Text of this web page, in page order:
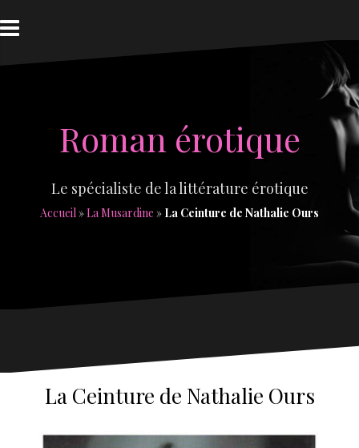
au
contenu
Roman érotique
Le spécialiste de la littérature érotique
Accueil »La Musardine » La Ceinture de Nathalie Ours
La Ceinture de Nathalie Ours